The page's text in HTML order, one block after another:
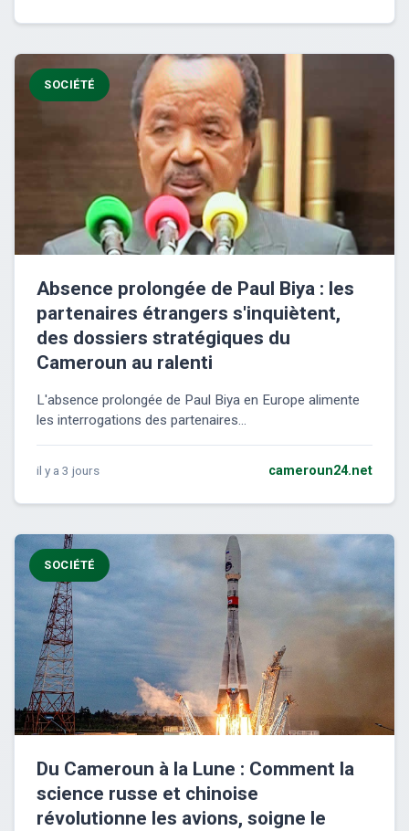
SOCIÉTÉ
Absence prolongée de Paul Biya : les
partenaires étrangers s'inquiètent,
des dossiers stratégiques du
Cameroun au ralenti
L'absence prolongée de Paul Biya en Europe alimente
les interrogations des partenaires...
il y a 3 jours cameroun24.net
SOCIÉTÉ
Du Cameroun à la Lune : Comment la
science russe et chinoise
révolutionne les avions, soigne le